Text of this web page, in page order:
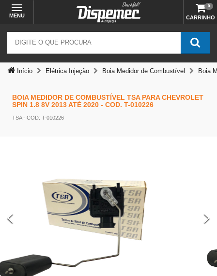
MENU CARRINHO
0
Início Elétrica Injeção Boia Medidor de Combustível Boia
BOIA MEDIDOR DE COMBUSTÍVEL TSA PARA CHEVROLET
SPIN 1.8 8V 2013 ATÉ 2020 - COD. T-010226
TSA- COD: T-010226
Temos outras opções mais
adequadas